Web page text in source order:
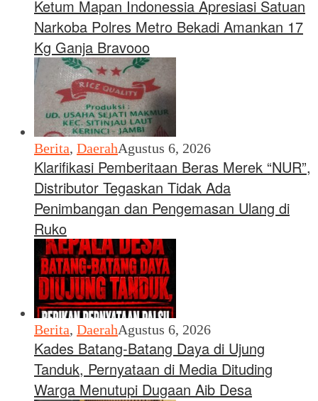
Ketum Mapan Indonessia Apresiasi Satuan
Narkoba Polres Metro Bekadi Amankan 17
Kg Ganja Bravooo
Berita, DaerahAgustus 6, 2026
Klarifikasi Pemberitaan Beras Merek “NUR”,
Distributor Tegaskan Tidak Ada
Penimbangan dan Pengemasan Ulang di
Ruko
Berita, DaerahAgustus 6, 2026
Kades Batang-Batang Daya di Ujung
Tanduk, Pernyataan di Media Dituding
Warga Menutupi Dugaan Aib Desa